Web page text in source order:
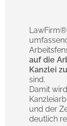
auf die
Kanzlei
sind.
Damit
und der
deutlich